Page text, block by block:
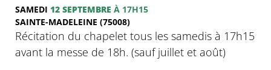
SAMEDI 12 SEPTEMBRE À 17H15
SAINTE-MADELEINE (75008)
Récitation du chapelet tous les samedis à 17h15
avant la messe de 18h. (sauf juillet et août)